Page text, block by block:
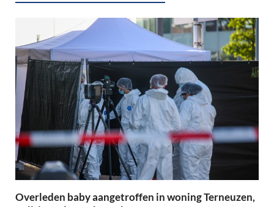
Overleden baby aangetroffen in woning Terneuzen,